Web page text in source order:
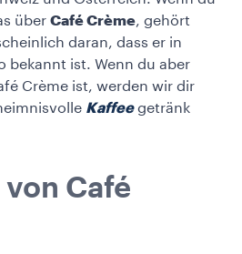
über Café Crème, gehört
daran, dass er in
bekannt ist. Wenn du aber
Crème ist, werden wir dir
Kaffeegetränk
Café